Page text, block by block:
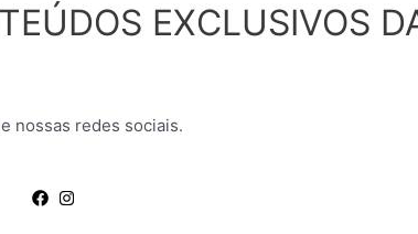
EXCLUSIVOS
nossas redes sociais.